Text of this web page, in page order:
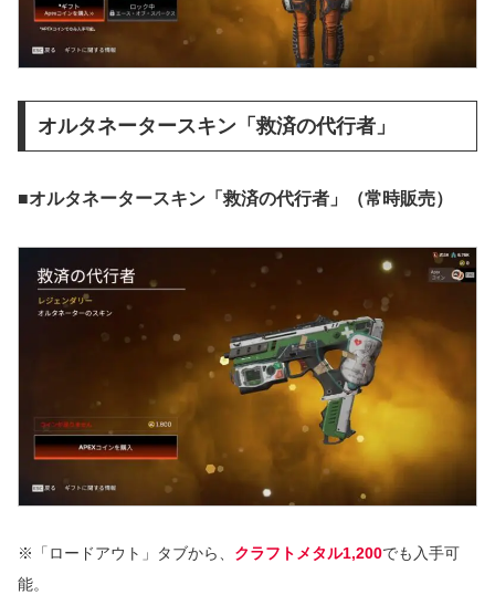
オルタネータースキン「救済の代行者」
■オルタネータースキン「救済の代行者」 （常時販売）
※「ロードアウト 」タブから、 クラフトメタル1,200でも入手可
能。